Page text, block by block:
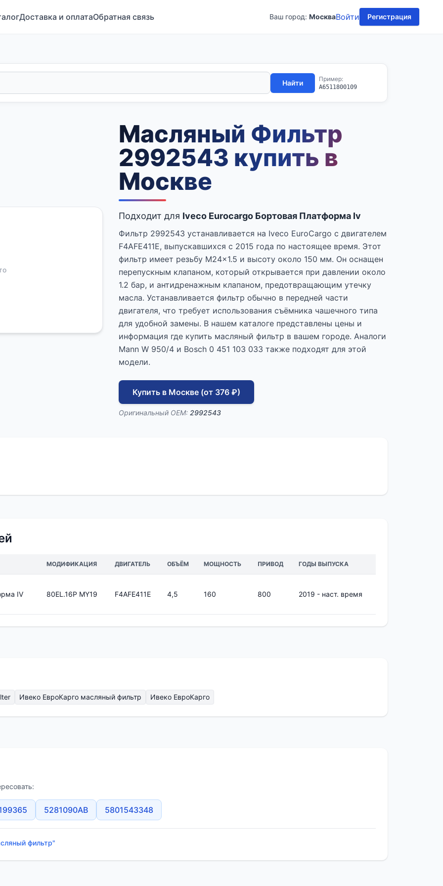
Доставка и оплатаОбратная связь Ваш город: МоскваВойти Регистрация
Найти Пример:
A6511800109
Масляный Фильтр
2992543 купить в
Москве
Подходит для Iveco Eurocargo Бортовая Платформа Iv
Фильтр 2992543 устанавливается на Iveco EuroCargo с двигателем
F4AFE411E, выпускавшихся с 2015 года по настоящее время. Этот
фильтр имеет резьбу M24x1.5 и высоту около 150 мм. Он оснащен
перепускным клапаном, который открывается при давлении около
1.2 бар, и антидренажным клапаном, предотвращающим утечку
масла. Устанавливается фильтр обычно в передней части
двигателя, что требует использования съёмника чашечного типа
для удобной замены. В нашем каталоге представлены цены и
информация где купить масляный фильтр в вашем городе. Аналоги
Mann W 950/4 и Bosch 0 451 103 033 также подходят для этой
модели.
Купить в Москве (от 376 ₽)
Оригинальный OEM: 2992543
МОДИФИКАЦИЯ ДВИГАТЕЛЬ ОБЪЁМ МОЩНОСТЬ ПРИВОД ГОДЫ ВЫПУСКА
IV 80EL.16P MY19 F4AFE411E 4,5 160 800 2019 - наст. время
Ивеко ЕвроКарго масляный фильтр Ивеко ЕвроКарго
5281090AB 5801543348
фильтр"